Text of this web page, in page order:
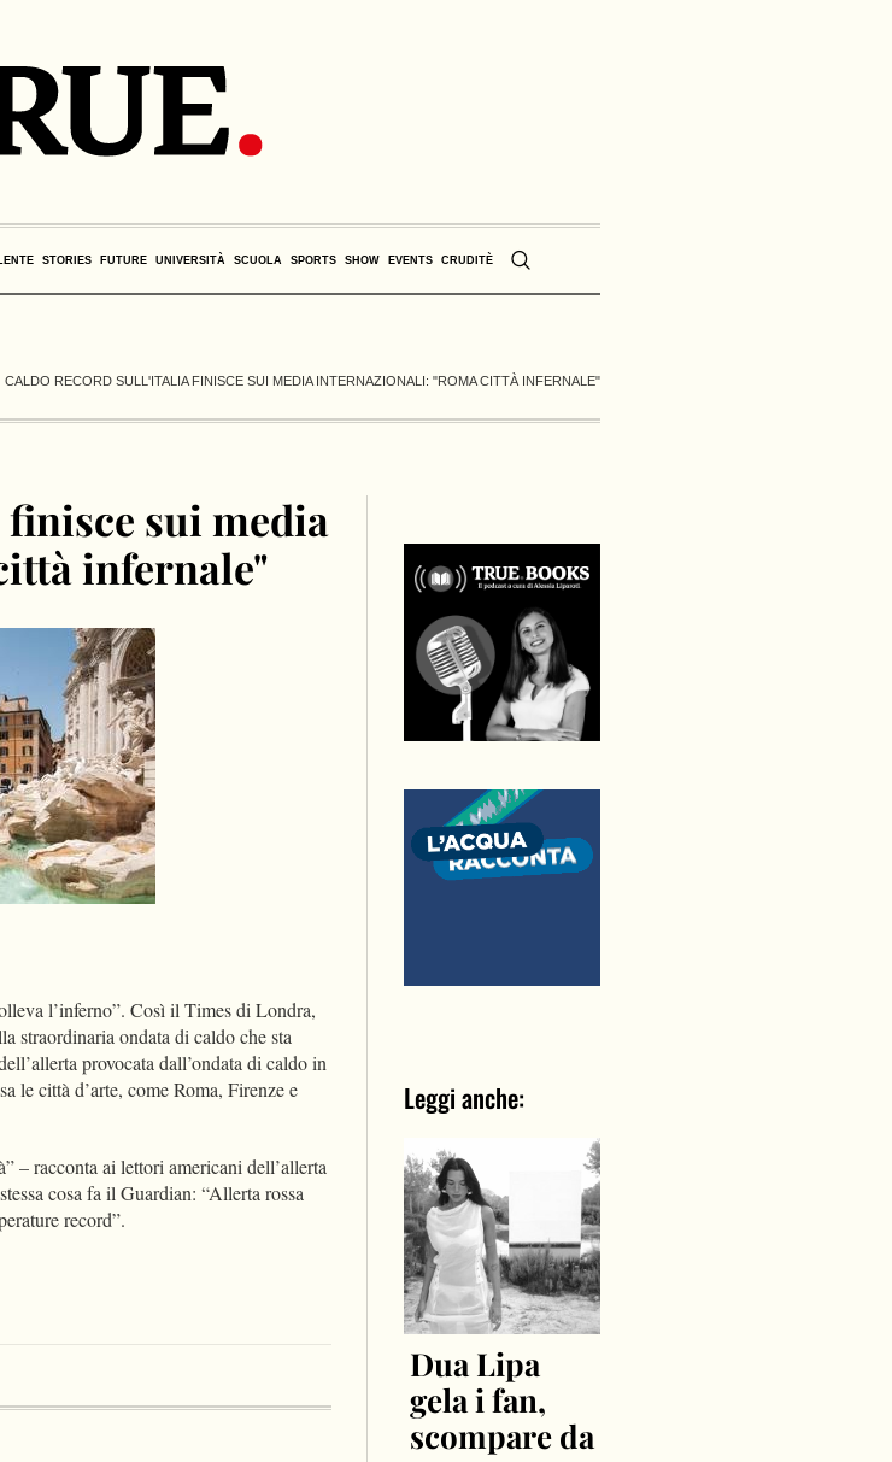
STORIES FUTURE UNIVERSITÀ SCUOLA SPORTS SHOW EVENTS CRUDITÈ
CALDO RECORD SULL'ITALIA FINISCE SUI MEDIA INTERNAZIONALI: "ROMA CITTÀ INFERNALE"
sui media
infernale"
l’inferno”. Così il Times di Londra,
straordinaria ondata di caldo che sta
provocata dall’ondata di caldo in
le città d’arte, come Roma, Firenze e
– racconta ai lettori americani dell’allerta
cosa fa il Guardian: “Allerta rossa
record”.
Leggi anche:
Dua Lipa
gela i fan,
scompare da